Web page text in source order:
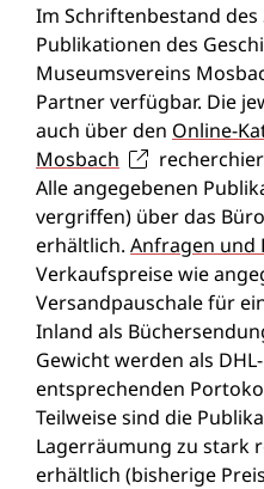
Im Schriftenbestand
Publikationen des
Museumsvereins
Partner verfügbar. Die
auch über den Online-
Mosbach
Alle angegebenen
vergriffen) über das
erhältlich. Anfragen und
Verkaufspreise wie
Versandpauschale für
Inland als
Gewicht werden als
entsprechenden
Teilweise sind die
Lagerräumung zu stark
erhältlich (bisherige